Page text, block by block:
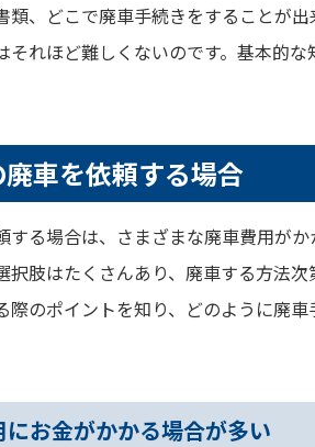
類、どこで廃車手続きをすることが
それほど難しくないのです。基本的
車を依頼する場合
する場合は、さまざまな廃車費用が
択肢はたくさんあり、廃車する方法
際のポイントを知り、どのように廃
お金がかかる場合が多い